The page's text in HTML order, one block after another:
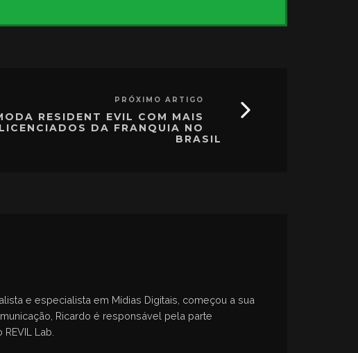
PRÓXIMO ARTIGO
RESIDENT EVIL COM MAIS
DA FRANQUIA NO
BRASIL
e especialista em Mídias Digitais, começou a sua
Ricardo é responsável pela parte
Lab.